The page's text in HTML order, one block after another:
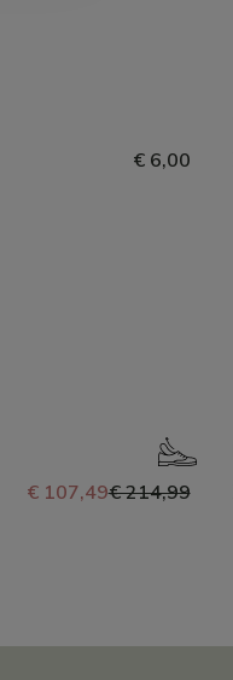
€ 6,00
€ 107,49€ 214,99